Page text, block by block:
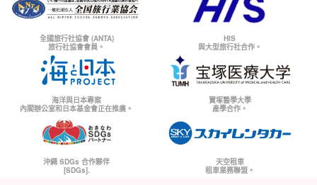
全國旅行社協會 (ANTA)
旅行社協會會員。
HIS
與大型旅行社合作。
海洋與日本專案
內閣辦公室和日本基金會正在推廣。
寶塚醫學大學
產學合作。
沖繩 SDGs 合作夥伴
[SDGs].
天空租車
租車業務聯盟。